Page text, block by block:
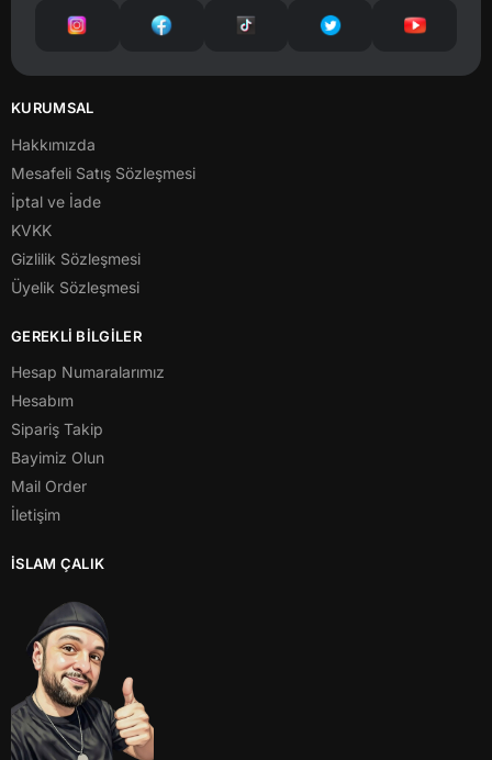
KURUMSAL
Hakkımızda
Mesafeli Satış Sözleşmesi
İptal ve İade
KVKK
Gizlilik Sözleşmesi
Üyelik Sözleşmesi
GEREKLİ BİLGİLER
Hesap Numaralarımız
Hesabım
Sipariş Takip
Bayimiz Olun
Mail Order
İletişim
İSLAM ÇALIK